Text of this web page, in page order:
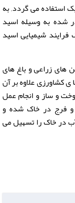
استفاده می گردد, به
شده به وسیله اسید
فرایند شیمیایی اسید
های زراعی و باغ های
ی کشاورزی علاوه بر آن
و ساز و انجام عمل
و فرج در خاک شده و
در خاک را تسهیل می